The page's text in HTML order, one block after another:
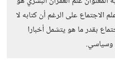
الاجتماع على الرغم أن كتابه لا
بقدر ما هو يتشمل أخبارا
وسياسي.